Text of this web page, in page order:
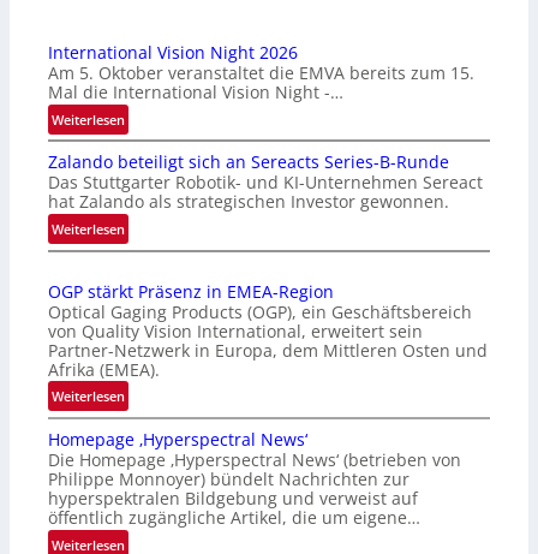
International Vision Night 2026
Am 5. Oktober veranstaltet die EMVA bereits zum 15.
Mal die International Vision Night -…
Weiterlesen:
I
n
t
e
r
n
t
i
o
n
l
V
i
s
i
o
Zalando beteiligt sich an Sereacts Series-B-Runde
Das Stuttgarter Robotik- und KI-Unternehmen Sereact
hat Zalando als strategischen Investor gewonnen.
Weiterlesen:
Z
l
a
n
d
o
b
e
t
e
i
i
OGP stärkt Präsenz in EMEA-Region
Optical Gaging Products (OGP), ein Geschäftsbereich
von Quality Vision International, erweitert sein
Partner-Netzwerk in Europa, dem Mittleren Osten und
Afrika (EMEA).
Weiterlesen:
O
G
P
s
t
ä
Homepage ‚Hyperspectral News‘
Die Homepage ‚Hyperspectral News‘ (betrieben von
Philippe Monnoyer) bündelt Nachrichten zur
hyperspektralen Bildgebung und verweist auf
öffentlich zugängliche Artikel, die um eigene…
Weiterlesen: